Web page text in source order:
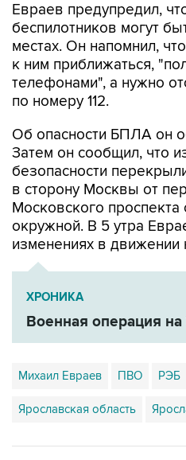
Евраев предупредил,
беспилотников могут
местах. Он напомнил,
к ним приближаться,
телефонами", а нужно
по номеру 112.
Об опасности БПЛА он
Затем он сообщил, что
безопасности
в сторону Москвы от
Московского
окружной. В 5 утра
изменениях в движении
ХРОНИКА
Военная операция на
Михаил Евраев ПВО РЭБ
Ярославская область